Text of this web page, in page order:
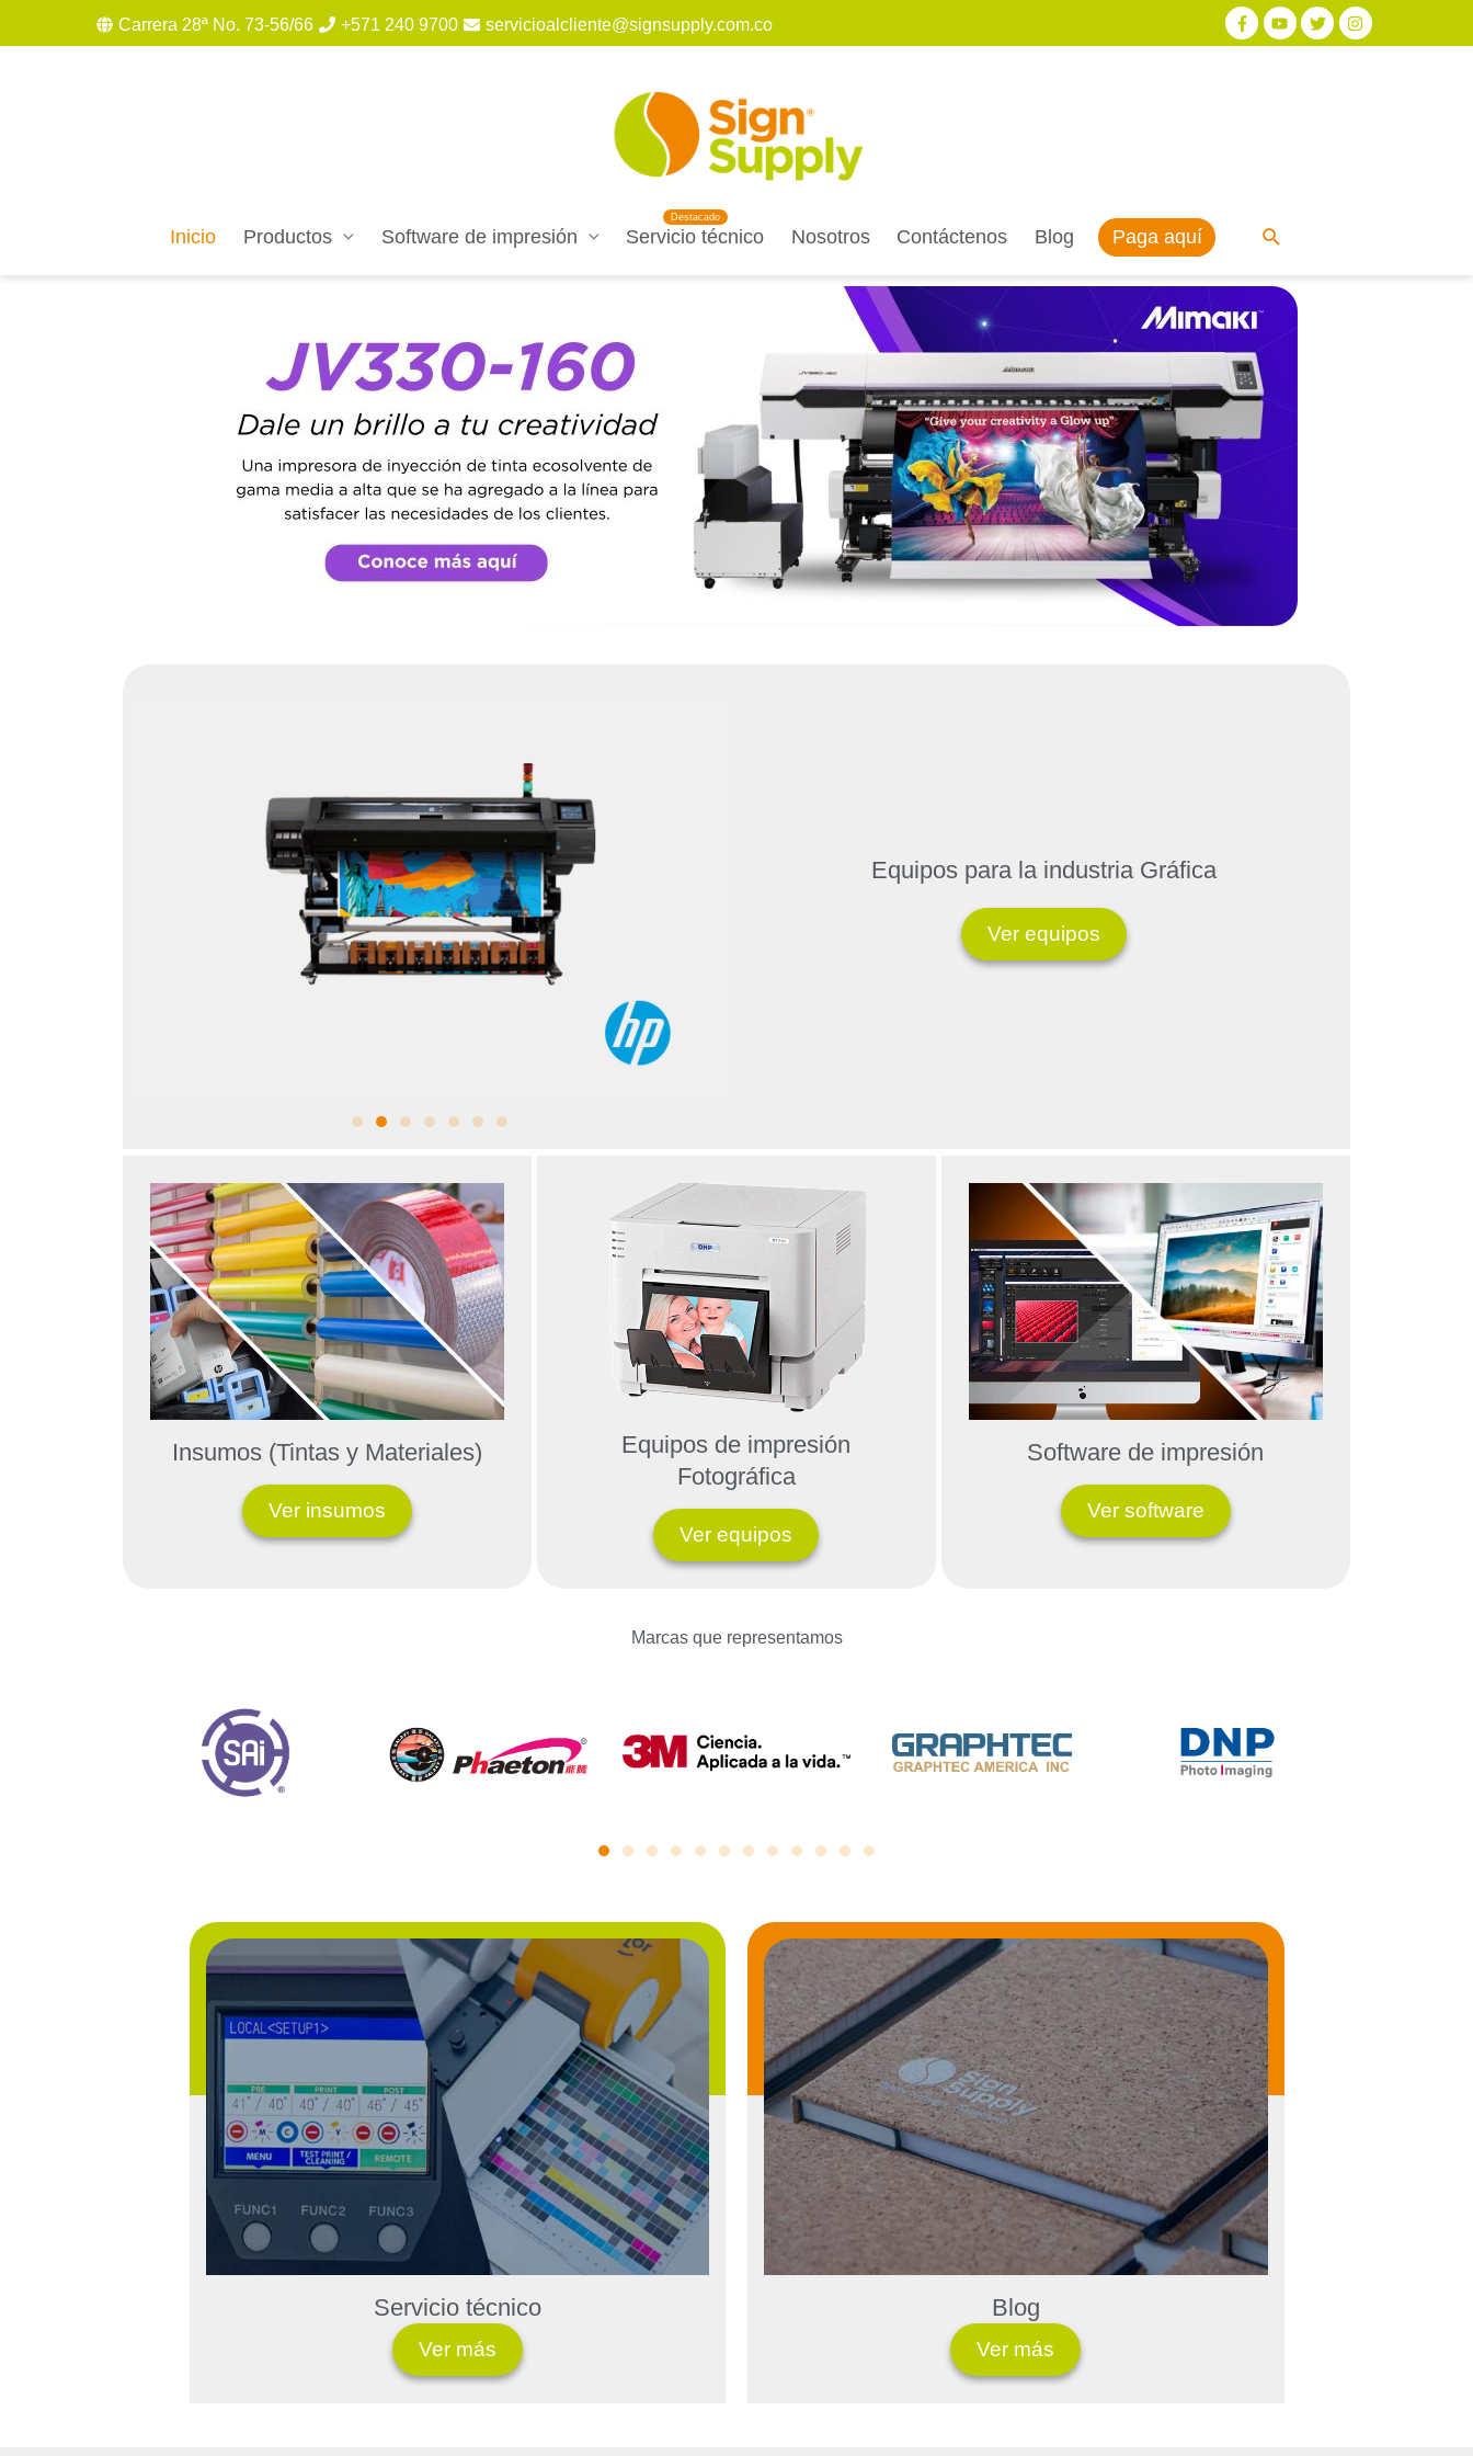
Carrera 28ª No. 73-56/66 +571 240 9700 servicioalcliente@signsupply.com.co
Inicio Productos Software de impresión Servicio técnico Nosotros Contáctenos Blog Paga aquí
Equipos para la industria Gráfica
Ver equipos
Insumos (Tintas y Materiales)
Ver insumos
Equipos de impresión
Fotográfica
Ver equipos
Software de impresión
Ver software
Marcas que representamos
Servicio técnico
Ver más
Blog
Ver más